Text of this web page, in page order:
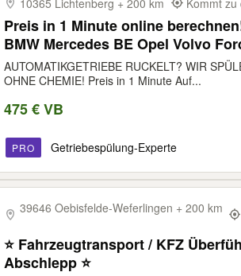
10365 Lichtenberg + 200 km Kommt zu
Preis in 1 Minute online
BMW Mercedes BE Opel Volvo
Getriebeölspülung
AUTOMATIKGETRIEBE RUCKELT? WIR
OHNE CHEMIE! Preis in 1 Minute Auf...
475 € VB
PRO Getriebespülung-Experte
39646 Oebisfelde-​Weferlingen + 200 km
⭐ Fahrzeugtransport / KFZ
Abschlepp ⭐